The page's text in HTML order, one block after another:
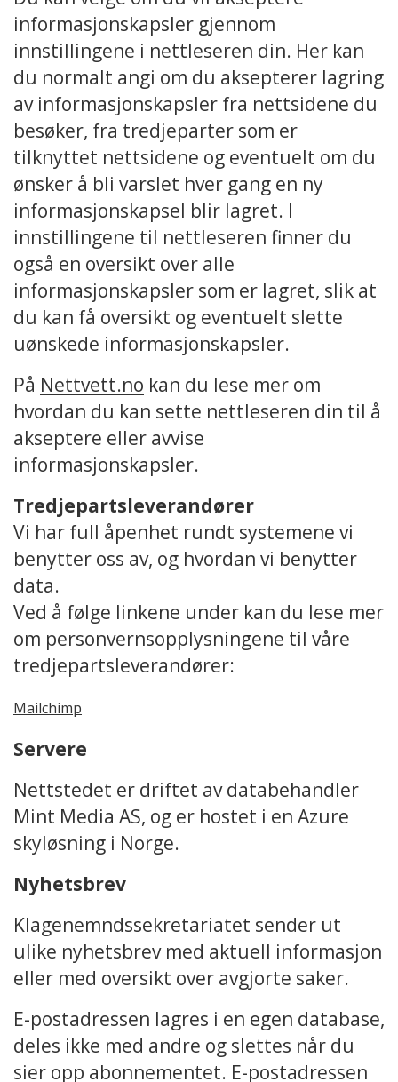
informasjonskapsler gjennom
innstillingene i nettleseren din. Her kan
du normalt angi om du aksepterer lagring
av informasjonskapsler fra nettsidene du
besøker, fra tredjeparter som er
tilknyttet nettsidene og eventuelt om du
ønsker å bli varslet hver gang en ny
informasjonskapsel blir lagret. I
innstillingene til nettleseren finner du
også en oversikt over alle
informasjonskapsler som er lagret, slik at
du kan få oversikt og eventuelt slette
uønskede informasjonskapsler.
På Nettvett.no kan du lese mer om
hvordan du kan sette nettleseren din til å
akseptere eller avvise
informasjonskapsler.
Tredjepartsleverandører
Vi har full åpenhet rundt systemene vi
benytter oss av, og hvordan vi benytter
data.
Ved å følge linkene under kan du lese mer
om personvernsopplysningene til våre
tredjepartsleverandører:
Mailchimp
Servere
Nettstedet er driftet av databehandler
Mint Media AS, og er hostet i en Azure
skyløsning i Norge.
Nyhetsbrev
Klagenemndssekretariatet sender ut
ulike nyhetsbrev med aktuell informasjon
eller med oversikt over avgjorte saker.
E-postadressen lagres i en egen database,
deles ikke med andre og slettes når du
sier opp abonnementet. E-postadressen